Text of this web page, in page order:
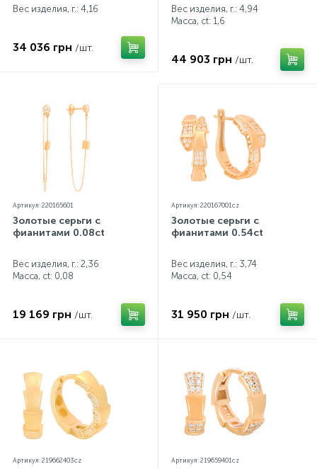
Вес изделия, г.: 4,16
34 036 грн /шт.
Вес изделия, г.: 4,94
Масса, ct: 1,6
44 903 грн /шт.
Артикул: 220165601
Золотые серьги с
фианитами 0.08ct
Вес изделия, г.: 2,36
Масса, ct: 0,08
19 169 грн /шт.
Артикул: 220167001cz
Золотые серьги с
фианитами 0.54ct
Вес изделия, г.: 3,74
Масса, ct: 0,54
31 950 грн /шт.
Артикул: 219662403cz Артикул: 219659401cz